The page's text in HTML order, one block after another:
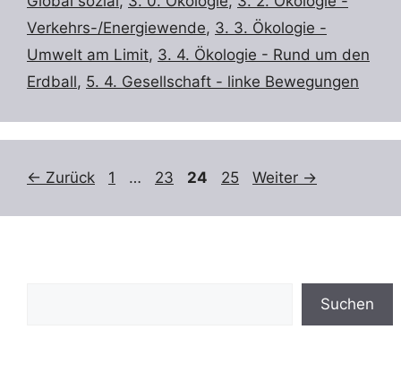
Verkehrs-/Energiewende, 3. 3. Ökologie -
Umwelt am Limit, 3. 4. Ökologie - Rund um den
Erdball, 5. 4. Gesellschaft - linke Bewegungen
← Zurück Seite
1 … Seite
23 Seite
24 Seite
25 Weiter →
Suchen